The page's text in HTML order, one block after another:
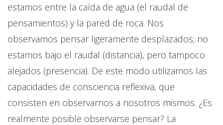
estamos entre la caída de agua (el raudal de
pensamientos) y la pared de roca. Nos
observamos pensar ligeramente desplazados; no
estamos bajo el raudal (distancia), pero tampoco
alejados (presencia). De este modo utilizamos las
capacidades de consciencia reflexiva, que
consisten en observarnos a nosotros mismos. ¿Es
realmente posible observarse pensar? La